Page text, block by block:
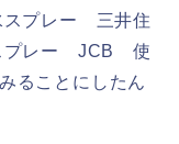
スプレー 三井住
プレー JCB 使
ることにしたん